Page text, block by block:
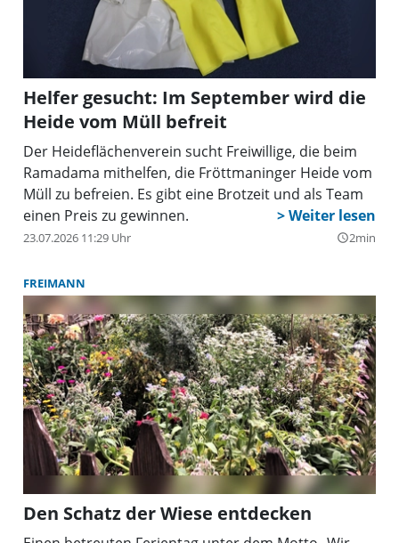
Helfer gesucht: Im September wird die
Heide vom Müll befreit
Der Heideflächenverein sucht Freiwillige, die beim
Ramadama mithelfen, die Fröttmaninger Heide vom
Müll zu befreien. Es gibt eine Brotzeit und als Team
einen Preis zu gewinnen.
23.07.2026 11:29 Uhr query_builder2min
FREIMANN
Den Schatz der Wiese entdecken